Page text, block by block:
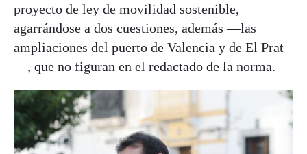
proyecto de ley de movilidad sostenible,
agarrándose a dos cuestiones, además —las
ampliaciones del puerto de Valencia y de El Prat
—, que no figuran en el redactado de la norma.